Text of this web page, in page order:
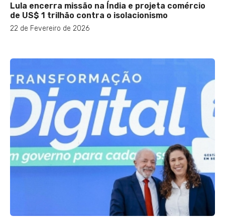
Lula encerra missão na Índia e projeta comércio
de US$ 1 trilhão contra o isolacionismo
22 de Fevereiro de 2026